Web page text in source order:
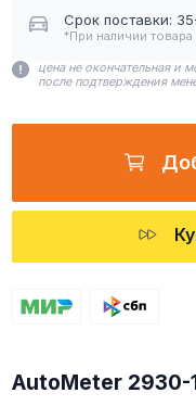
Срок поставки:
*При наличии товара
цена не окончательная и
после подтверждения
AutoMeter 2930-